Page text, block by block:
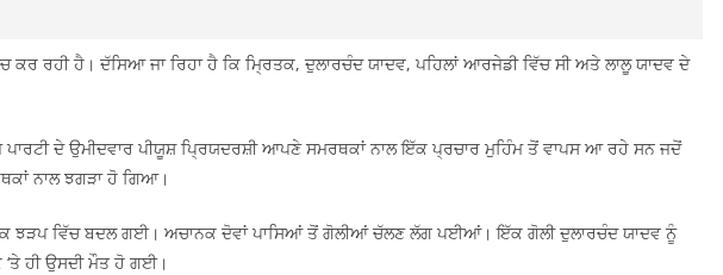
ਕਰ ਰਹੀ ਹੈ। ਦੱਸਿਆ ਜਾ ਰਿਹਾ ਹੈ ਕਿ ਮ੍ਰਿਤਕ, ਦੁਲਾਰਚੰਦ ਯਾਦਵ, ਪਹਿਲਾਂ ਆਰਜੇਡੀ ਵਿੱਚ ਸੀ ਅਤੇ ਲਾਲੂ ਯਾਦਵ ਦੇ
ਪਾਰਟੀ ਦੇ ਉਮੀਦਵਾਰ ਪੀਯੂਸ਼ ਪ੍ਰਿਯਦਰਸ਼ੀ ਆਪਣੇ ਸਮਰਥਕਾਂ ਨਾਲ ਇੱਕ ਪ੍ਰਚਾਰ ਮੁਹਿੰਮ ਤੋਂ ਵਾਪਸ ਆ ਰਹੇ ਸਨ ਜਦੋਂ
ਨਾਲ ਝਗੜਾ ਹੋ ਗਿਆ।
ਝੜਪ ਵਿੱਚ ਬਦਲ ਗਈ। ਅਚਾਨਕ ਦੋਵਾਂ ਪਾਸਿਆਂ ਤੋਂ ਗੋਲੀਆਂ ਚੱਲਣ ਲੱਗ ਪਈਆਂ। ਇੱਕ ਗੋਲੀ ਦੁਲਾਰਚੰਦ ਯਾਦਵ ਨੂੰ
ਹੀ ਉਸਦੀ ਮੌਤ ਹੋ ਗਈ।